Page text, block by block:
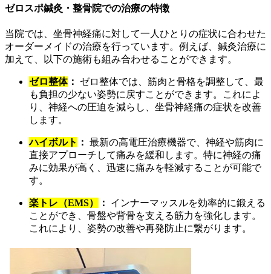
ゼロスポ鍼灸・整骨院での治療の特徴
当院では、坐骨神経痛に対して一人ひとりの症状に合わせた
オーダーメイドの治療を行っています。例えば、鍼灸治療に
加えて、以下の施術も組み合わせることができます。
ゼロ整体：
ゼロ整体では、筋肉と骨格を調整して、最
も負担の少ない姿勢に戻すことができます。これによ
り、神経への圧迫を減らし、坐骨神経痛の症状を改善
します。
ハイボルト ： 最新の高電圧治療機器で、神経や筋肉に
直接アプローチして痛みを緩和します。特に神経の痛
みに効果が高く、迅速に痛みを軽減することが可能で
す。
楽トレ（EMS） ：
インナーマッスルを効率的に鍛える
ことができ、骨盤や背骨を支える筋力を強化します。
これにより、姿勢の改善や再発防止に繋がります。